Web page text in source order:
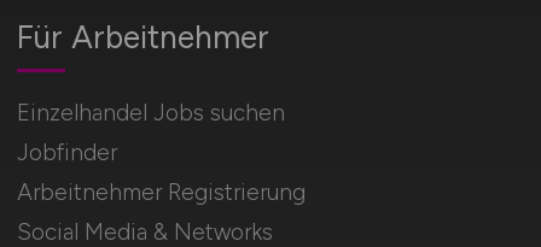
Für Arbeitnehmer
Einzelhandel Jobs suchen
Jobfinder
Arbeitnehmer Registrierung
Social Media & Networks